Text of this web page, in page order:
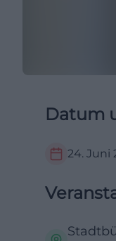
Datum
24. Juni